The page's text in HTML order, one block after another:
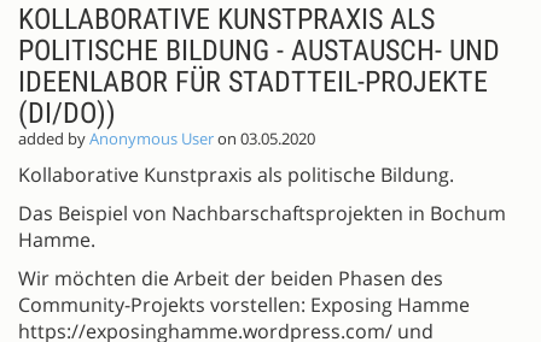
KOLLABORATIVE KUNSTPRAXIS ALS
POLITISCHE BILDUNG - AUSTAUSCH- UND
IDEENLABOR FÜR STADTTEIL-PROJEKTE
(DI/DO))
added byAnonymous Useron 03.05.2020
Kollaborative Kunstpraxis als politische Bildung.
Das Beispiel von Nachbarschaftsprojekten in Bochum
Hamme.
Wir möchten die Arbeit der beiden Phasen des
Community-Projekts vorstellen: Exposing Hamme
https://exposinghamme.wordpress.com/ und